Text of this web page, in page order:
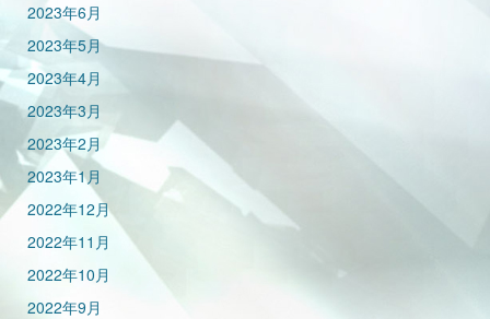
2023年6月
2023年5月
2023年4月
2023年3月
2023年2月
2023年1月
2022年12月
2022年11月
2022年10月
2022年9月